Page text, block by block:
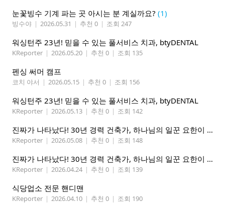
눈꽃빙수 기계 파는 곳 아시는 분 계실까요? (1)
빙수야 | 2026.05.31 | 추천 0 | 조회 247
워싱턴주 23년! 믿을 수 있는 풀서비스 치과, btyDENTAL
KReporter | 2026.05.20 | 추천 0 | 조회 135
펜싱 써머 캠프
코치 야서 | 2026.05.15 | 추천 0 | 조회 156
워싱턴주 23년! 믿을 수 있는 풀서비스 치과, btyDENTAL
KReporter | 2026.05.13 | 추천 0 | 조회 142
진짜가 나타났다! 30년 경력 건축가, 하나님의 일꾼 요한이 책임 시공합니다.
KReporter | 2026.05.08 | 추천 0 | 조회 148
진짜가 나타났다! 30년 경력 건축가, 하나님의 일꾼 요한이 책임 시공합니다.
KReporter | 2026.04.24 | 추천 0 | 조회 139
식당업소 전문 핸디맨
KReporter | 2026.04.10 | 추천 0 | 조회 190